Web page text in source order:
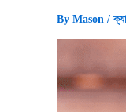
By Mason /